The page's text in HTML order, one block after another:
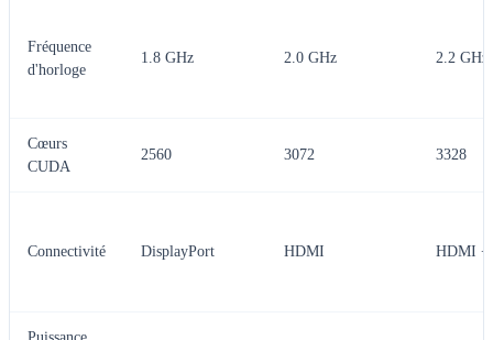
Fréquence
d'horloge
1.8 GHz 2.0 GHz 2.2 GHz
Cœurs
CUDA
2560 3072 3328
Connectivité DisplayPort HDMI HDMI +